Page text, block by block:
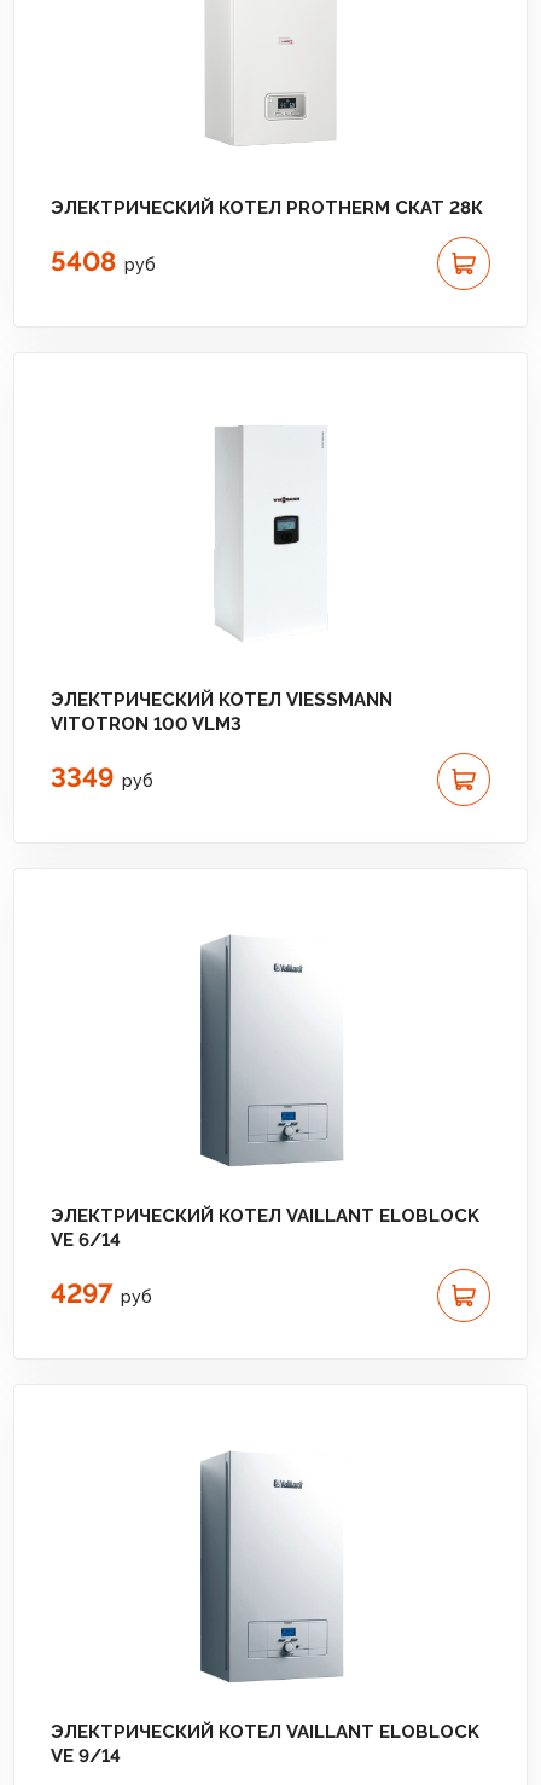
ЭЛЕКТРИЧЕСКИЙ КОТЕЛ PROTHERM СКАТ 28К
5408 руб
ЭЛЕКТРИЧЕСКИЙ КОТЕЛ VIESSMANN
VITOTRON 100 VLM3
3349 руб
ЭЛЕКТРИЧЕСКИЙ КОТЕЛ VAILLANT ELOBLOCK
VE 6/14
4297 руб
ЭЛЕКТРИЧЕСКИЙ КОТЕЛ VAILLANT ELOBLOCK
VE 9/14